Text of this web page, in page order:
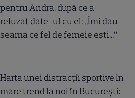
pentru Andra, după ce a
refuzat date-ul cu el: „Îmi dau
seama ce fel de femeie ești...”
Harta unei distracții sportive în
mare trend la noi în București: